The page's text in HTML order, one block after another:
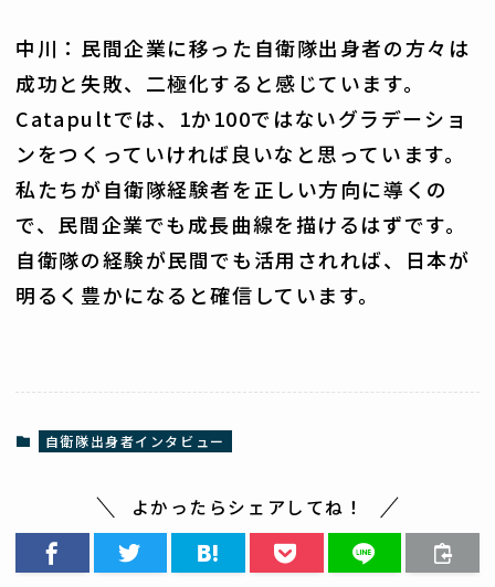
中川：民間企業に移った自衛隊出身者の方々は
成功と失敗、二極化すると感じています。
Catapultでは、1か100ではないグラデーショ
ンをつくっていければ良いなと思っています。
私たちが自衛隊経験者を正しい方向に導くの
で、民間企業でも成長曲線を描けるはずです。
自衛隊の経験が民間でも活用されれば、日本が
明るく豊かになると確信しています。
自衛隊出身者インタビュー
よかったらシェアしてね！